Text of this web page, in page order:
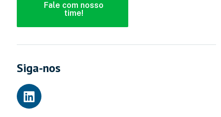
Fale com nosso
time!
Siga-nos